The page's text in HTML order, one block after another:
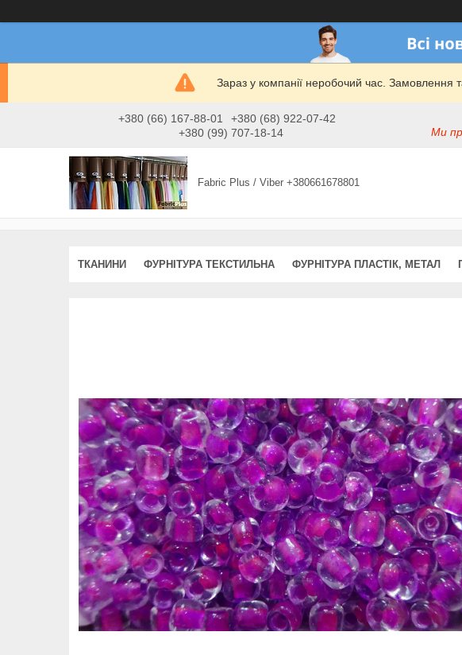
Зараз у компанії неробочий час. Замовлення
+380 (66) 167-88-01
+380 (68) 922-07-42
+380 (99) 707-18-14
Ми
Fabric Plus / Viber +380661678801
ТКАНИНИ ФУРНІТУРА ТЕКСТИЛЬНА ФУРНІТУРА ПЛАСТІК, МЕТАЛ